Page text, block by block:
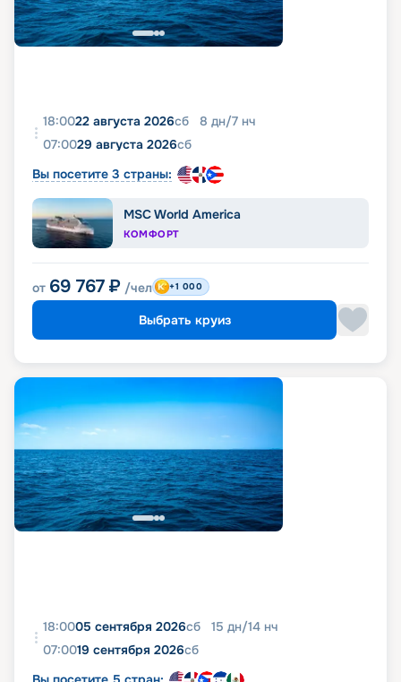
18:0022 августа 2026сб 8 дн/7 нч
07:0029 августа 2026сб
Вы посетите 3 страны:
MSC World America
КОМФОРТ
от 69 767 ₽ /чел +1 000
Выбрать круиз
18:0005 сентября 2026сб 15 дн/14 нч
07:0019 сентября 2026сб